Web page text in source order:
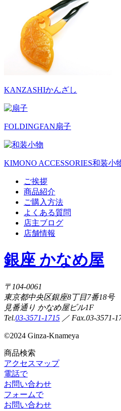
KANZASHIかんざし
FOLDINGFAN扇子
KIMONO ACCESSORIES和装小
ご挨拶
商品紹介
ご購入方法
よくある質問
店主ブログ
店舗情報
銀座 かなめ屋
〒104-0061
東京都中央区銀座8丁目7番18号
見番通り かなめ屋ビル1F
Tel.03-3571-1715 ／ Fax.03-3571-
©2024 Ginza-Knameya
商品検索
アクセスマップ
電話で
お問い合わせ
フォームで
お問い合わせ